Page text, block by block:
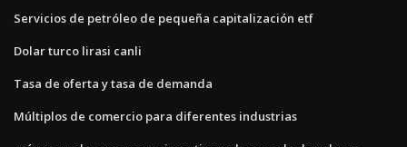
Servicios de petróleo de pequeña capitalización etf
Dolar turco lirasi canli
Tasa de oferta y tasa de demanda
Múltiplos de comercio para diferentes industrias